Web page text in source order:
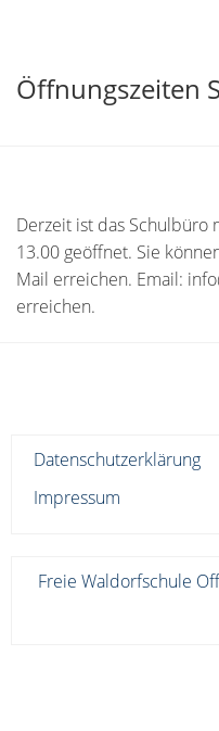
Öffnungszeiten
Derzeit ist das Schulbüro
13.00 geöffnet. Sie
Mail erreichen. Email:
erreichen.
Datenschutzerklärung
Impressum
Freie Waldorfschule